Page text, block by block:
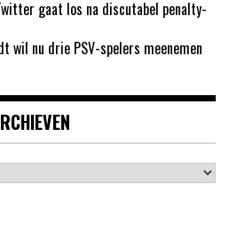
gaat los na discutabel penalty-
wil nu drie PSV-spelers meenemen